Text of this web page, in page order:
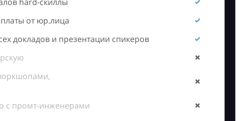
от юр.лица
докладов и презентации спикеров
с промт-инженерами